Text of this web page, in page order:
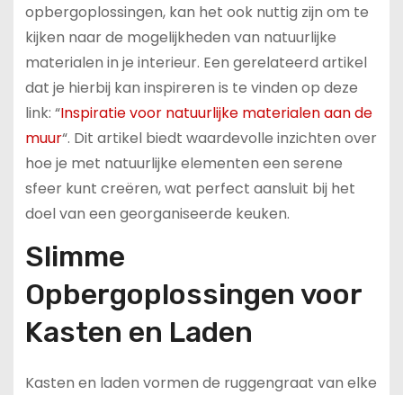
opbergoplossingen, kan het ook nuttig zijn om te
kijken naar de mogelijkheden van natuurlijke
materialen in je interieur. Een gerelateerd artikel
dat je hierbij kan inspireren is te vinden op deze
link: “Inspiratie voor natuurlijke materialen aan de
muur“. Dit artikel biedt waardevolle inzichten over
hoe je met natuurlijke elementen een serene
sfeer kunt creëren, wat perfect aansluit bij het
doel van een georganiseerde keuken.
Slimme
Opbergoplossingen voor
Kasten en Laden
Kasten en laden vormen de ruggengraat van elke